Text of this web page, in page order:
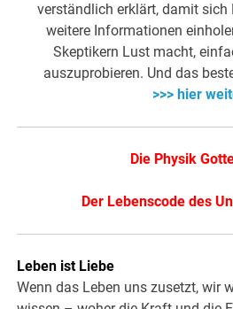
verständlich erklärt, damit sich
weitere Informationen
Skeptikern Lust macht,
auszuprobieren. Und das
>>> hier
Die Physik
Der Lebenscode des
Leben ist Liebe
Wenn das Leben uns zusetzt, wir